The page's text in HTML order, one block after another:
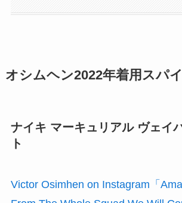
オシムヘン2022年着用スパ
ナイキ マーキュリアル ヴェイ
ト
Victor Osimhen on Instagram「